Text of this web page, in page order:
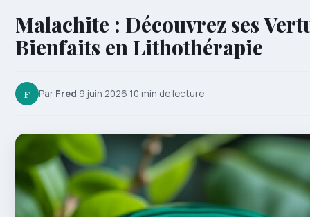
Malachite : Découvrez ses
Bienfaits en Lithothérapie
F Par Fred·9 juin 2026·10 min de lecture